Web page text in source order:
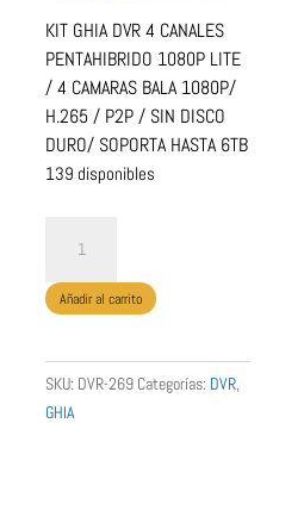
KIT GHIA DVR 4 CANALES
PENTAHIBRIDO 1080P LITE
/ 4 CAMARAS BALA 1080P/
H.265 / P2P / SIN DISCO
DURO/ SOPORTA HASTA 6TB
139 disponibles
GHIA
DVR
4
PENTAHIBRIDO
1080P
Añadir al carrito
SKU: DVR-269 Categorías: DVR,
GHIA